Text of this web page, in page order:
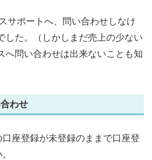
サポートへ、問い合わせしなけ
した。（しかしまだ売上の少ない
へ問い合わせは出来ないことも知
わせ
座登録が未登録のままで口座登